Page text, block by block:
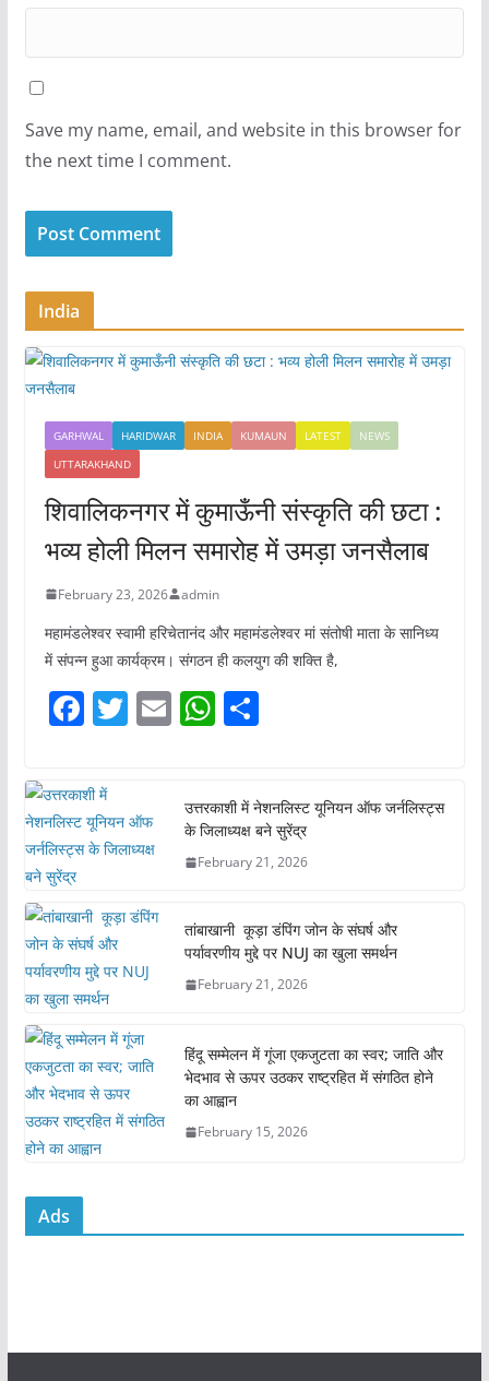
Save my name, email, and website in this browser for
the next time I comment.
India
GARHWAL HARIDWAR INDIA KUMAUN LATEST
NEWS
UTTARAKHAND
शिवालिकनगर में कुमाऊँनी संस्कृति की छटा :
भव्य होली मिलन समारोह में उमड़ा जनसैलाब
February 23, 2026 admin
महामंडलेश्वर स्वामी हरिचेतानंद और महामंडलेश्वर मां संतोषी माता के सानिध्य
में संपन्न हुआ कार्यक्रम। संगठन ही कलयुग की शक्ति है,
F
c
e
b
o
k
T
er
E W
s
A
p
p
S
e
उत्तरकाशी में नेशनलिस्ट यूनियन ऑफ जर्नलिस्ट्स
के जिलाध्यक्ष बने सुरेंद्र
February 21, 2026
तांबाखानी कूड़ा डंपिंग जोन के संघर्ष और
पर्यावरणीय मुद्दे पर NUJ का खुला समर्थन
February 21, 2026
हिंदू सम्मेलन में गूंजा एकजुटता का स्वर; जाति और
भेदभाव से ऊपर उठकर राष्ट्रहित में संगठित होने
का आह्वान
February 15, 2026
Ads